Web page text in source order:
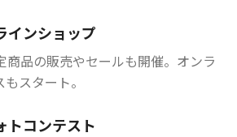
インショップ
商品の販売やセールも開催。オンラ
スタート。
トコンテスト